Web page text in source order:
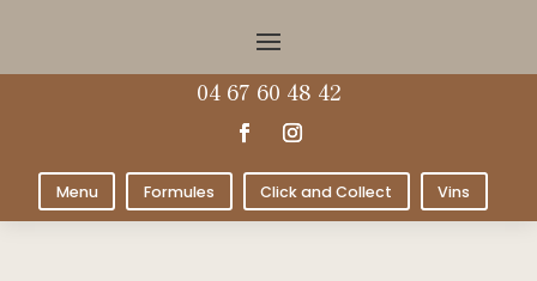
04 67 60 48 42
Menu Formules Click and Collect Vins